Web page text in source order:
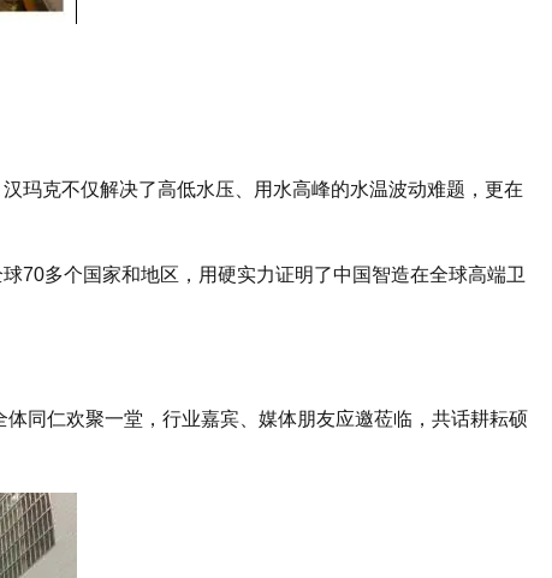
汉玛克不仅解决了高低水压、用水高峰的水温波动难题，更在
70多个国家和地区，用硬实力证明了中国智造在全球高端卫
同仁欢聚一堂，行业嘉宾、媒体朋友应邀莅临，共话耕耘硕